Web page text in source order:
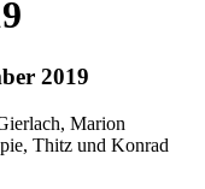
2019
Marion
Thitz und Konrad